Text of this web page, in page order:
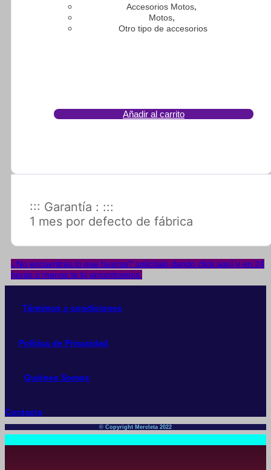
Accesorios Motos,
Motos,
Otro tipo de accesorios
Añadir al carrito
::: Garantía : :::
1 mes por defecto de fábrica
¿No encuentras lo que buscas? solicítalo dando click aquí y en 24
horas o menos te lo encontramos.
Términos y condiciones
Política de Privacidad
Quiénes Somos
Contacto
© Copyright Mercleta 2022